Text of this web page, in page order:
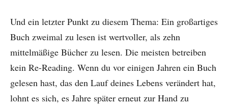
Und ein letzter Punkt zu diesem Thema: Ein großartiges
Buch zweimal zu lesen ist wertvoller, als zehn
mittelmäßige Bücher zu lesen. Die meisten betreiben
kein Re-Reading. Wenn du vor einigen Jahren ein Buch
gelesen hast, das den Lauf deines Lebens verändert hat,
lohnt es sich, es Jahre später erneut zur Hand zu